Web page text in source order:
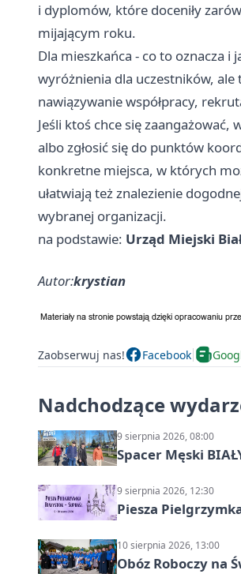
i dyplomów, które doceniły
mijającym roku.
Dla mieszkańca - co to oznacza
wyróżnienia dla uczestników, ale
nawiązywanie współpracy,
Jeśli ktoś chce się
albo zgłosić się do punktów
konkretne miejsca, w których
ułatwiają też znalezienie
wybranej organizacji.
na podstawie: Urząd Miejski
Autor:krystian
Zaobserwuj nas! Facebook
Nadchodzące
9 sierpnia 2026, 08:00
Spacer Męski
9 sierpnia 2026, 12:30
Piesza
10 sierpnia 2026, 13:00
Obóz Roboczy na